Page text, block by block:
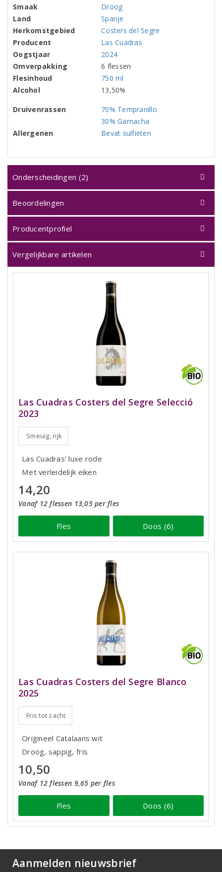
Smaak
Droog
Land
Spanje
Herkomstgebied
Costers del Segre
Producent
Las Cuadras
Oogstjaar
2024
Omverpakking
6 flessen
Flesinhoud
750 ml
Alcohol
13,50%
Druivenrassen
70% Tempranillo
30% Garnacha
Allergenen
Bevat sulfieten
Onderscheidingen (2)
Beoordelingen
Producentprofiel
Vergelijkbare artikelen
Las Cuadras Costers del Segre Selecció
2023
Smeuïg, rijk
Las Cuadras’ luxe rode
Met verleidelijk eiken
14,20
Vanaf 12 flessen 13,05 per fles
Fles Doos (6)
Las Cuadras Costers del Segre Blanco
2025
Fris tot zacht
Origineel Catalaans wit
Droog, sappig, fris
10,50
Vanaf 12 flessen 9,65 per fles
Fles Doos (6)
Aanmelden nieuwsbrief